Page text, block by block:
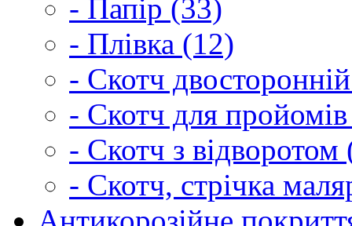
- Папір (33)
- Плівка (12)
- Скотч
- Скотч для
- Скотч з відворотом
- Скотч, стрічка